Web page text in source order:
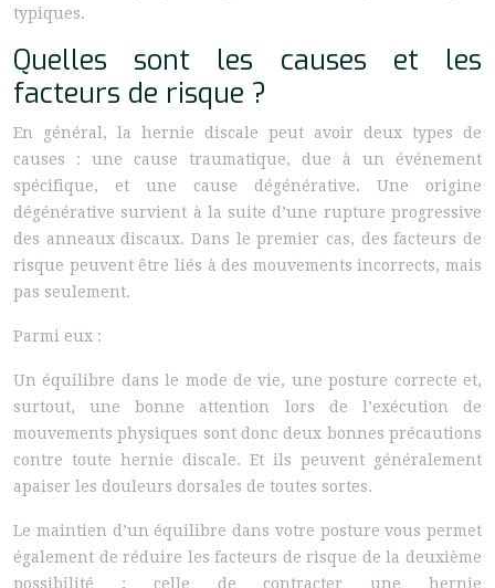
typiques.
Quelles sont les causes et les
facteurs de risque ?
En général, la hernie discale peut avoir deux types de
causes : une cause traumatique, due à un événement
spécifique, et une cause dégénérative. Une origine
dégénérative survient à la suite d’une rupture progressive
des anneaux discaux. Dans le premier cas, des facteurs de
risque peuvent être liés à des mouvements incorrects, mais
pas seulement.
Parmi eux :
Un équilibre dans le mode de vie, une posture correcte et,
surtout, une bonne attention lors de l’exécution de
mouvements physiques sont donc deux bonnes précautions
contre toute hernie discale. Et ils peuvent généralement
apaiser les douleurs dorsales de toutes sortes.
Le maintien d’un équilibre dans votre posture vous permet
également de réduire les facteurs de risque de la deuxième
possibilité : celle de contracter une hernie